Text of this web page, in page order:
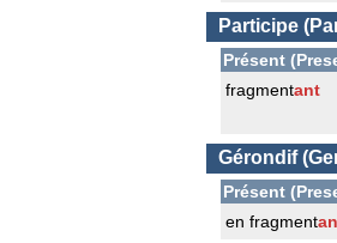
Participe
Présent
fragmentant
Gérondif
Présent
en fragment